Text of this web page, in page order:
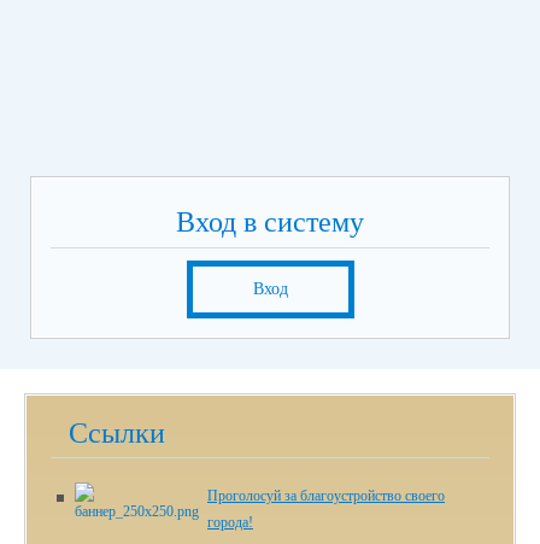
Вход в систему
Вход
Ссылки
Проголосуй за благоустройство своего
города!